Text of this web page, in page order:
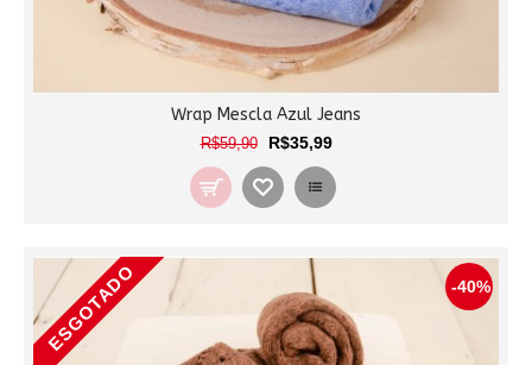
Wrap Mescla Azul Jeans
R$59,90 R$35,99
-40%
ESGOTADO